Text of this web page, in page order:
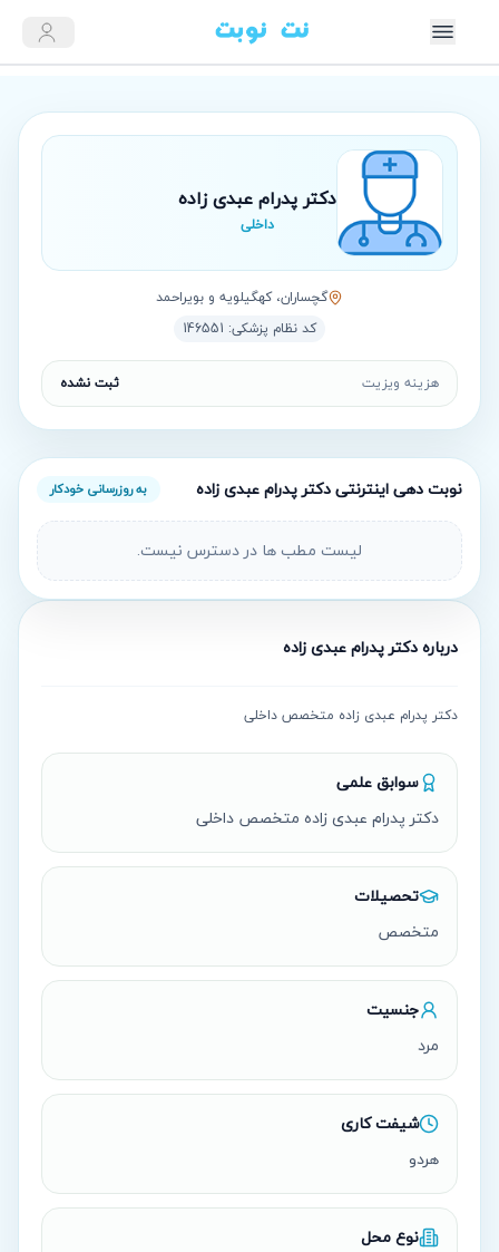
دکتر پدرام عبدی زاده
داخلی
گچساران، کهگیلویه و بویراحمد
کد نظام پزشکی: 146551
هزینه ویزیت ثبت نشده
نوبت‌ دهی اینترنتیدکتر پدرام عبدی زاده به روزرسانی خودکار
لیست مطب ها در دسترس نیست.
دربارهدکتر پدرام عبدی زاده
دکتر پدرام عبدی زاده متخصص داخلی
سوابق علمی
دکتر پدرام عبدی زاده متخصص داخلی
تحصیلات
متخصص
جنسیت
مرد
شیفت کاری
هردو
نوع محل